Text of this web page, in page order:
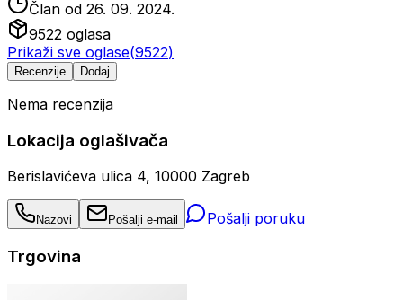
Član od 26. 09. 2024.
9522 oglasa
Prikaži sve oglase(9522)
Recenzije Dodaj
Nema recenzija
Lokacija oglašivača
Berislavićeva ulica 4, 10000 Zagreb
Nazovi Pošalji e-mail Pošalji poruku
Trgovina